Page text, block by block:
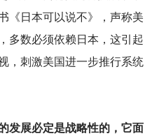
《日本可以说不》，声称美
多数必须依赖日本，这引起
，刺激美国进一步推行系统
发展必定是战略性的，它面